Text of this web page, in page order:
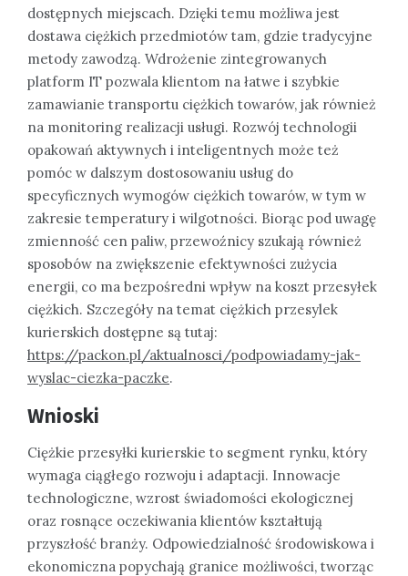
dostępnych miejscach. Dzięki temu możliwa jest
dostawa ciężkich przedmiotów tam, gdzie tradycyjne
metody zawodzą. Wdrożenie zintegrowanych
platform IT pozwala klientom na łatwe i szybkie
zamawianie transportu ciężkich towarów, jak również
na monitoring realizacji usługi. Rozwój technologii
opakowań aktywnych i inteligentnych może też
pomóc w dalszym dostosowaniu usług do
specyficznych wymogów ciężkich towarów, w tym w
zakresie temperatury i wilgotności. Biorąc pod uwagę
zmienność cen paliw, przewoźnicy szukają również
sposobów na zwiększenie efektywności zużycia
energii, co ma bezpośredni wpływ na koszt przesyłek
ciężkich. Szczegóły na temat ciężkich przesylek
kurierskich dostępne są tutaj:
https://packon.pl/aktualnosci/podpowiadamy-jak-
wyslac-ciezka-paczke.
Wnioski
Ciężkie przesyłki kurierskie to segment rynku, który
wymaga ciągłego rozwoju i adaptacji. Innowacje
technologiczne, wzrost świadomości ekologicznej
oraz rosnące oczekiwania klientów kształtują
przyszłość branży. Odpowiedzialność środowiskowa i
ekonomiczna popychają granice możliwości, tworząc